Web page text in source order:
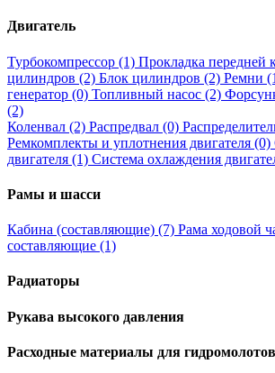
Двигатель
Турбокомпрессор (1) Прокладка передней
цилиндров (2) Блок цилиндров (2) Ремни
генератор (0) Топливный насос (2)
(2)
Коленвал (2) Распредвал (0)
Ремкомплекты и уплотнения двигателя (0)
двигателя (1) Система охлаждения
Рамы и шасси
Кабина (составляющие) (7) Рама ходовой
составляющие (1)
Радиаторы
Рукава высокого давления
Расходные материалы для гидромолотов